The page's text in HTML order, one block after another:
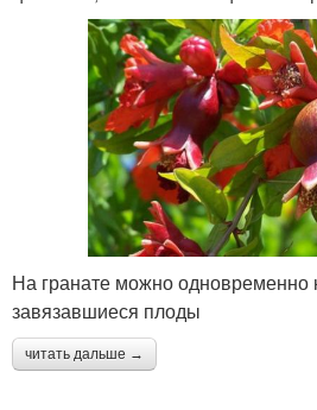
На гранате можно одновременно
завязавшиеся плоды
читать дальше →